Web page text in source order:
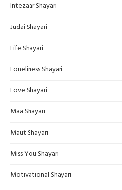
Intezaar Shayari
Judai Shayari
Life Shayari
Loneliness Shayari
Love Shayari
Maa Shayari
Maut Shayari
Miss You Shayari
Motivational Shayari